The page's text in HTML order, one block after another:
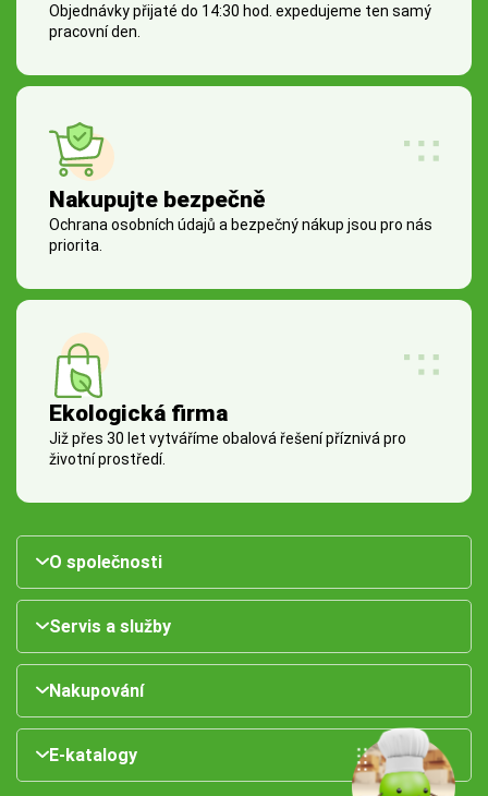
Objednávky přijaté do 14:30 hod. expedujeme ten samý
pracovní den.
Nakupujte bezpečně
Ochrana osobních údajů a bezpečný nákup jsou pro nás
priorita.
Ekologická firma
Již přes 30 let vytváříme obalová řešení příznivá pro
životní prostředí.
O společnosti
Servis a služby
Nakupování
E-katalogy